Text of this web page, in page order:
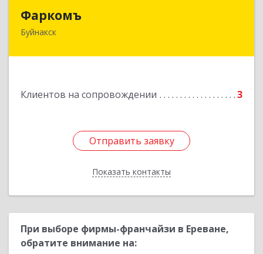
Фаркомъ
Буйнакск
Клиентов на сопровождении 3
Отправить заявку
Показать контакты
Отправить заявку
Назад
При выборе фирмы-франчайзи в Ереване,
обратите внимание на: